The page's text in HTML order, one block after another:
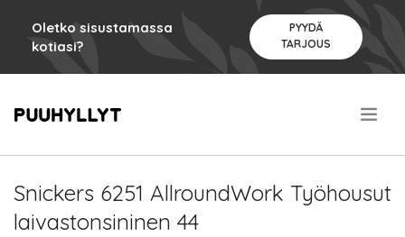
Oletko sisustamassa
kotiasi?
PYYDÄ
TARJOUS
Snickers 6251 AllroundWork Työhousut
laivastonsininen 44